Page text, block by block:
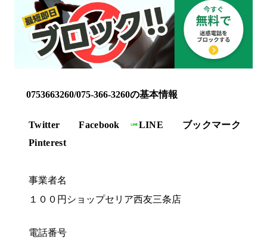
0753663260/075-366-3260の基本情報
Twitter Facebook LINE
ブックマーク
Pinterest
事業者名
１００円ショップセリア西友三条店
電話番号